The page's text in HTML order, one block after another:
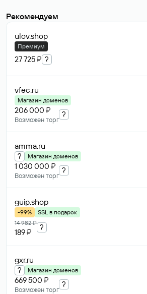
Рекомендуем
ulov.shop
Премиум
27 725 ₽ ?
vfec.ru
Магазин доменов
206 000 ₽
Возможен торг
?
amma.ru
? Магазин доменов
1 030 000 ₽
Возможен торг
?
guip.shop
-99%
SSL в подарок
14 982 ₽
189 ₽
?
gxr.ru
? Магазин доменов
669 500 ₽
Возможен торг
?